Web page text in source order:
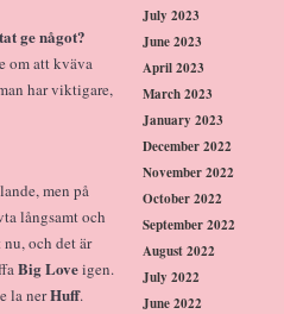
ge något?
om att kväva
har viktigare,
men på
långsamt och
och det är
Big Loveigen.
la nerHuff.
July 2023
June 2023
April 2023
March 2023
January 2023
December 2022
November 2022
October 2022
September 2022
August 2022
July 2022
June 2022